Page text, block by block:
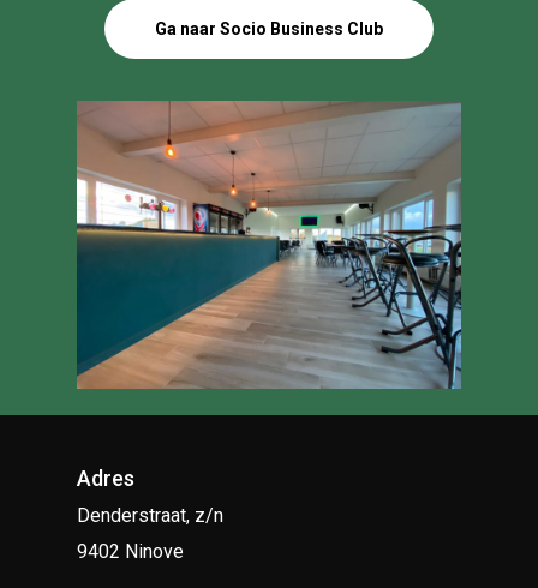
Ga naar Socio Business Club
Adres
Denderstraat, z/n
9402 Ninove